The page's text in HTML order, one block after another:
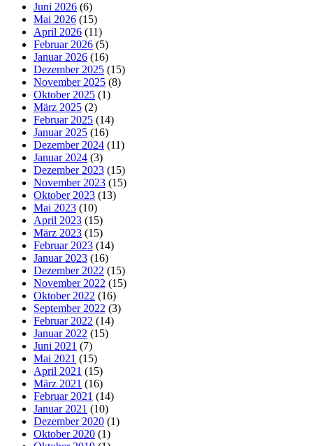
Juni 2026 (6)
Mai 2026 (15)
April 2026 (11)
Februar 2026 (5)
Januar 2026 (16)
Dezember 2025 (15)
November 2025 (8)
Oktober 2025 (1)
März 2025 (2)
Februar 2025 (14)
Januar 2025 (16)
Dezember 2024 (11)
Januar 2024 (3)
Dezember 2023 (15)
November 2023 (15)
Oktober 2023 (13)
Mai 2023 (10)
April 2023 (15)
März 2023 (15)
Februar 2023 (14)
Januar 2023 (16)
Dezember 2022 (15)
November 2022 (15)
Oktober 2022 (16)
September 2022 (3)
Februar 2022 (14)
Januar 2022 (15)
Juni 2021 (7)
Mai 2021 (15)
April 2021 (15)
März 2021 (16)
Februar 2021 (14)
Januar 2021 (10)
Dezember 2020 (1)
Oktober 2020 (1)